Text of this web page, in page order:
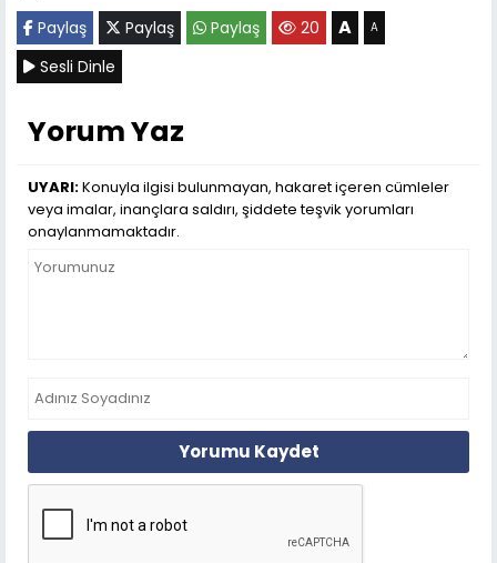
Paylaş
Paylaş Paylaş 20 A A
Sesli Dinle
Yorum Yaz
UYARI:Konuyla ilgisi bulunmayan, hakaret içeren cümleler
veya imalar, inançlara saldırı, şiddete teşvik yorumları
onaylanmamaktadır.
Yorumu Kaydet